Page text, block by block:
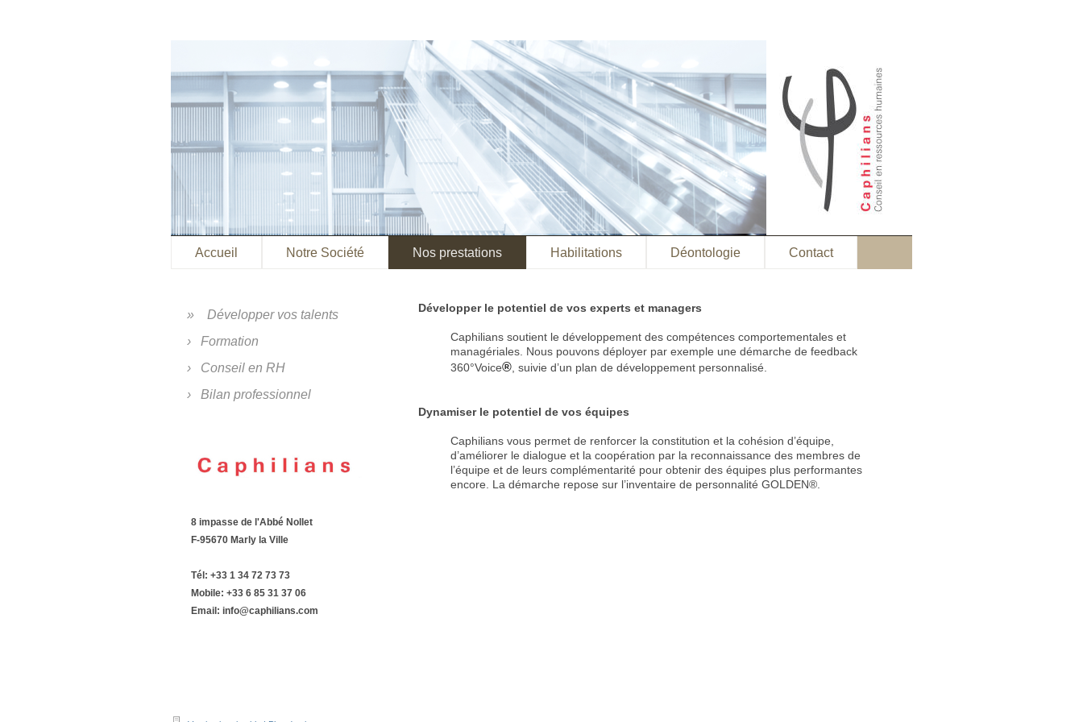
Accueil Notre Société Nos prestations Habilitations Déontologie Contact
Développer le potentiel de vos experts et managers
Caphilians soutient le développement des compétences comportementales et
managériales. Nous pouvons déployer par exemple une démarche de feedback
360°Voice® , suivie d’un plan de développement personnalisé.
Dynamiser le potentiel de vos équipes
Caphilians vous permet de renforcer la constitution et la cohésion d’équipe,
d’améliorer le dialogue et la coopération par la reconnaissance des membres de
l’équipe et de leurs complémentarité pour obtenir des équipes plus performantes
encore. La démarche repose sur l’inventaire de personnalité GOLDEN®.
Développer vos talents
Formation
Conseil en RH
Bilan professionnel
8 impasse de l'Abbé Nollet
F-95670 Marly la Ville
Tél: +33 1 34 72 73 73
Mobile: +33 6 85 31 37 06
Email: info@caphilians.com